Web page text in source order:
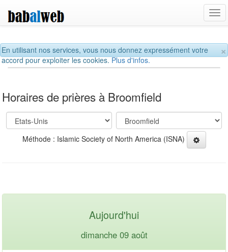
×
En utilisant nos services, vous nous donnez expressément votre
accord pour exploiter les cookies.Plus d'infos.
Horaires de prières à Broomfield
Méthode : Islamic Society of North America (ISNA)
Aujourd'hui
dimanche 09 août